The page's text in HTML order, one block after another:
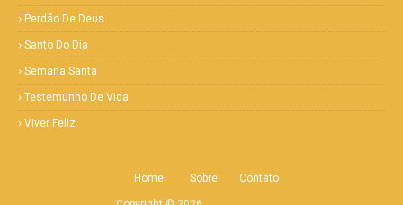
Perdão De Deus
Santo Do Dia
Semana Santa
Testemunho De Vida
Viver Feliz
Home Sobre Contato